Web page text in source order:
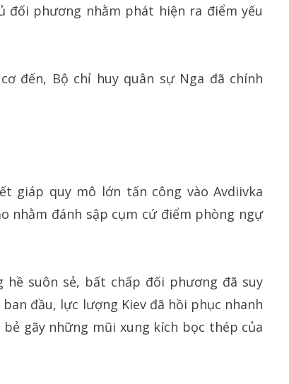
phương nhằm phát hiện ra điểm yếu
đến, Bộ chỉ huy quân sự Nga đã chính
giáp quy mô lớn tấn công vào Avdiivka
nhằm đánh sập cụm cứ điểm phòng ngự
hề suôn sẻ, bất chấp đối phương đã suy
đầu, lực lượng Kiev đã hồi phục nhanh
gãy những mũi xung kích bọc thép của